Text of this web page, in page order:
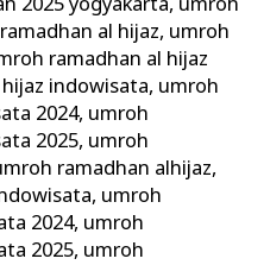
2025 yogyakarta, umroh
al hijaz, umroh
ramadhan al hijaz
indowisata, umroh
2024, umroh
2025, umroh
ramadhan alhijaz,
, umroh
2024, umroh
2025, umroh